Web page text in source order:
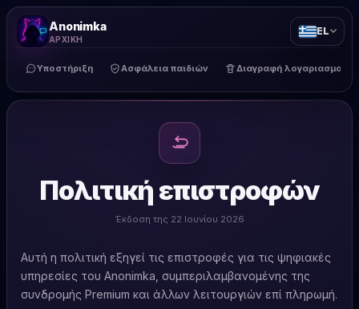
Anonimka
ΑΡΧΙΚΉ
Υποστήριξη Ασφάλεια παιδιών Διαγραφή λογαριασμού
Πολιτική επιστροφών
Έκδοση της 22 Ιουνίου 2026
Αυτή η πολιτική εξηγεί τις επιστροφές για τις ψηφιακές
υπηρεσίες του Anonimka, συμπεριλαμβανομένης της
συνδρομής Premium και άλλων λειτουργιών επί πληρωμή.
EL